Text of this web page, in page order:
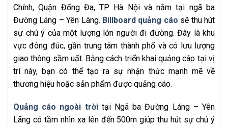
Chính, Quận Đống Đa, TP Hà Nội và nằm tại ngã ba
Đường Láng – Yên Lãng. Billboard quảng cáo sẽ thu hút
sự chú ý của một lượng lớn người đi đường. Đây là khu
vực đông đúc, gần trung tâm thành phố và có lưu lượng
giao thông sầm uất. Bằng cách triển khai quảng cáo tại vị
trí này, bạn có thể tạo ra sự nhận thức mạnh mẽ về
thương hiệu hoặc sản phẩm được quảng cáo.
Quảng cáo ngoài trờitại Ngã ba Đường Láng – Yên
Lãng có tầm nhìn xa lên đến 500m giúp thu hút sự chú ý